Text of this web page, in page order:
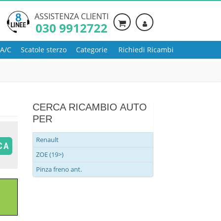
ASSISTENZA CLIENTI
030 9912722
C Scatole sterzo Categorie Richiedi Ricambi
CERCA RICAMBIO AUTO
PER
Renault
ZOE (19>)
Pinza freno ant.